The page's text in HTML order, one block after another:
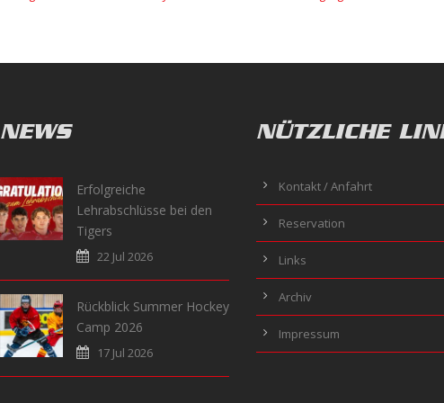
NEWS
Erfolgreiche
Lehrabschlüsse bei den
Tigers
22 Jul 2026
Rückblick Summer Hockey
Camp 2026
17 Jul 2026
NÜTZLICHE
Kontakt / Anfahrt
Reservation
Links
Archiv
Impressum